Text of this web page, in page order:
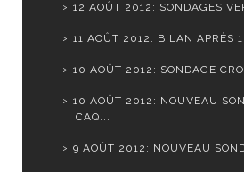
12 AOÛT 2012: SONDAGES
11 AOÛT 2012: BILAN APRÈS
10 AOÛT 2012: SONDAGE
10 AOÛT 2012: NOUVEAU
CAQ...
9 AOÛT 2012: NOUVEAU